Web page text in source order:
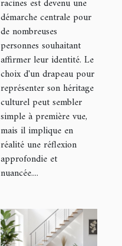
héritage
culturel ?
racines est devenu une
démarche centrale pour
de nombreuses
personnes souhaitant
affirmer leur identité. Le
choix d'un drapeau pour
représenter son héritage
culturel peut sembler
simple à première vue,
mais il implique en
réalité une réflexion
approfondie et
nuancée....